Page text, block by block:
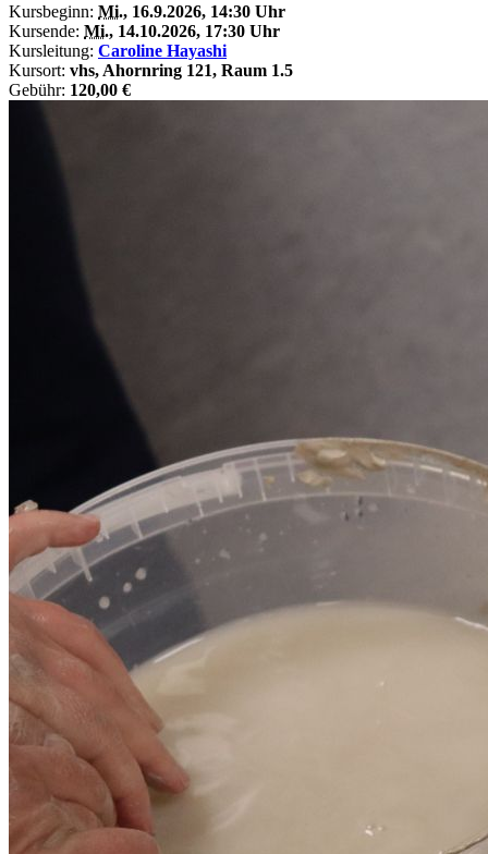
Kursbeginn: Mi., 16.9.2026, 14:30 Uhr
Kursende: Mi., 14.10.2026, 17:30 Uhr
Kursleitung: Caroline Hayashi
Kursort: vhs, Ahornring 121, Raum 1.5
Gebühr: 120,00 €